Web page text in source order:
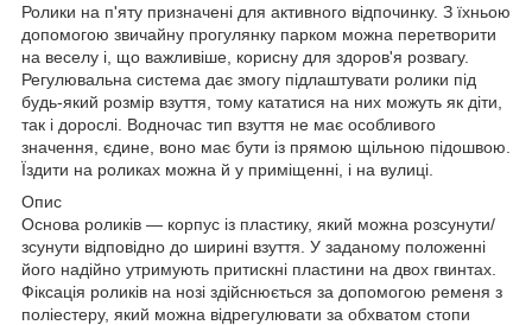
Ролики на п'яту призначені для активного відпочинку. З їхньою
допомогою звичайну прогулянку парком можна перетворити
на веселу і, що важливіше, корисну для здоров'я розвагу.
Регулювальна система дає змогу підлаштувати ролики під
будь-який розмір взуття, тому кататися на них можуть як діти,
так і дорослі. Водночас тип взуття не має особливого
значення, єдине, воно має бути із прямою щільною підошвою.
Їздити на роликах можна й у приміщенні, і на вулиці.
Опис
Основа роликів — корпус із пластику, який можна розсунути/
зсунути відповідно до ширині взуття. У заданому положенні
його надійно утримують притискні пластини на двох гвинтах.
Фіксація роликів на нозі здійснюється за допомогою ременя з
поліестеру, який можна відрегулювати за обхватом стопи